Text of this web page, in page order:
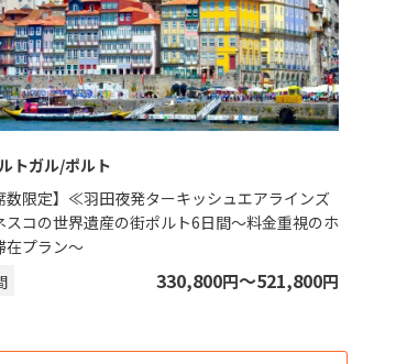
トガル/ポルト
数限定】≪羽田夜発ターキッシュエアラインズ
コの世界遺産の街ポルト6日間～料金重視のホ
在プラン～
330,800円〜521,800円